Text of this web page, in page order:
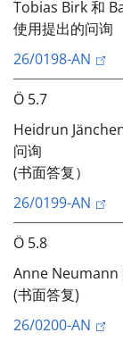
Tobias Birk 和
使用提出的问询
26/0198-AN
Ö 5.7
Heidrun
问询
(书面答复）
26/0199-AN
Ö 5.8
Anne Neumann
(书面答复)
26/0200-AN